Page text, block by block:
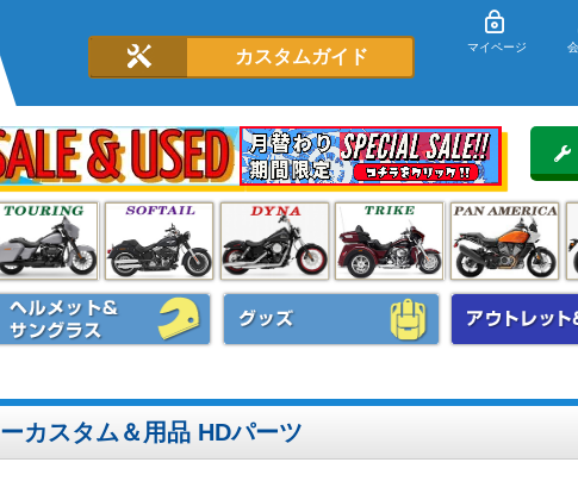
カスタムガイド マイページ
カスタム＆用品 HDパーツ